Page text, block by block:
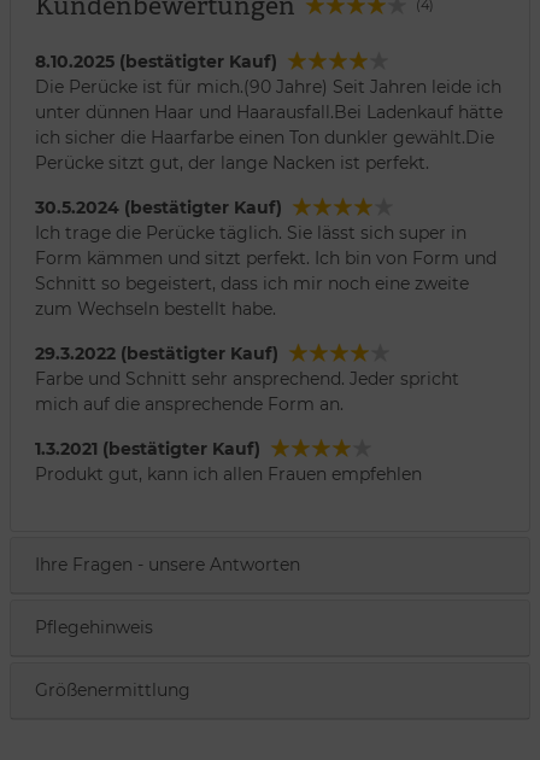
(4)
8.10.2025 (bestätigter Kauf)
Die Perücke ist für mich.(90 Jahre) Seit Jahren leide ich
unter dünnen Haar und Haarausfall.Bei Ladenkauf hätte
ich sicher die Haarfarbe einen Ton dunkler gewählt.Die
Perücke sitzt gut, der lange Nacken ist perfekt.
30.5.2024 (bestätigter Kauf)
Ich trage die Perücke täglich. Sie lässt sich super in
Form kämmen und sitzt perfekt. Ich bin von Form und
Schnitt so begeistert, dass ich mir noch eine zweite
zum Wechseln bestellt habe.
29.3.2022 (bestätigter Kauf)
Farbe und Schnitt sehr ansprechend. Jeder spricht
mich auf die ansprechende Form an.
1.3.2021 (bestätigter Kauf)
Produkt gut, kann ich allen Frauen empfehlen
Ihre Fragen - unsere Antworten
Pflegehinweis
Größenermittlung